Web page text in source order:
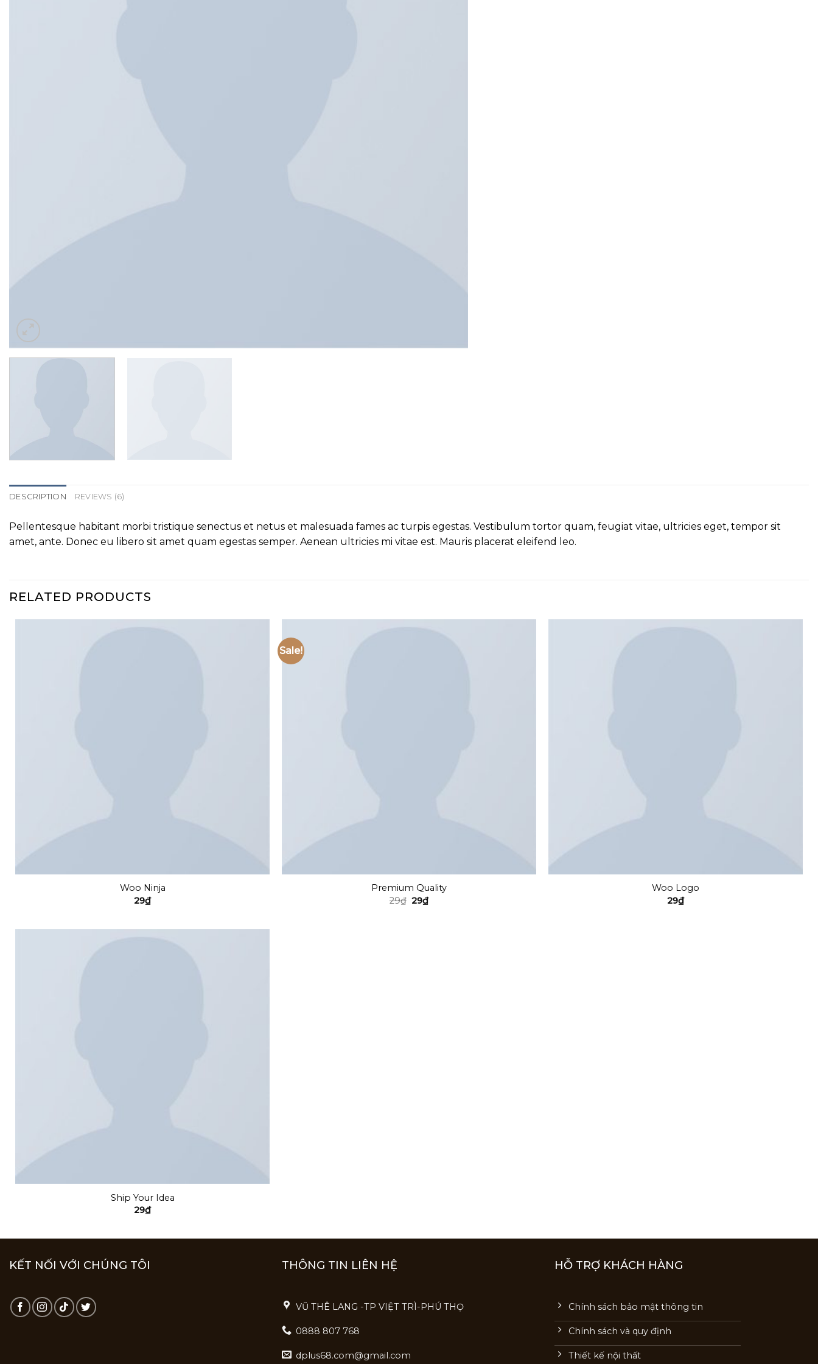
DESCRIPTION REVIEWS (6)
Pellentesque habitant morbi tristique senectus et netus et malesuada fames ac turpis egestas. Vestibulum tortor quam, feugiat vitae, ultricies eget, tempor sit
amet, ante. Donec eu libero sit amet quam egestas semper. Aenean ultricies mi vitae est. Mauris placerat eleifend leo.
RELATED PRODUCTS
Woo Ninja
29₫
Sale!
Premium Quality
29₫ 29₫
Woo Logo
29₫
Ship Your Idea
29₫
KẾT NỐI VỚI CHÚNG TÔI THÔNG TIN LIÊN HỆ
VŨ THÊ LANG -TP VIỆT TRÌ-PHÚ THỌ
0888 807 768
dplus68.com@gmail.com
HỖ TRỢ KHÁCH HÀNG
Chính sách bảo mật thông tin
Chính sách và quy định
Thiết kế nội thất